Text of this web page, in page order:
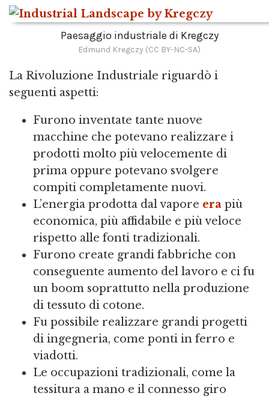
Paesaggio industriale di Kregczy
Edmund Kregczy (CC BY-NC-SA)
La Rivoluzione Industriale riguardò i
seguenti aspetti:
Furono inventate tante nuove
macchine che potevano realizzare i
prodotti molto più velocemente di
prima oppure potevano svolgere
compiti completamente nuovi.
L’energia prodotta dal vapore era più
economica, più affidabile e più veloce
rispetto alle fonti tradizionali.
Furono create grandi fabbriche con
conseguente aumento del lavoro e ci fu
un boom soprattutto nella produzione
di tessuto di cotone.
Fu possibile realizzare grandi progetti
di ingegneria, come ponti in ferro e
viadotti.
Le occupazioni tradizionali, come la
tessitura a mano e il connesso giro